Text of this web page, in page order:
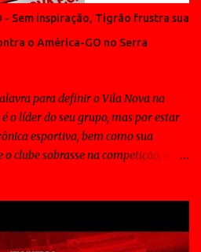
- Sem inspiração, Tigrão frustra sua
o América-GO no Serra
para definir o Vila Nova na
o líder do seu grupo, mas por estar
esportiva, bem como sua
clube sobrasse na competição, mas
não conta com nenhum "fora de